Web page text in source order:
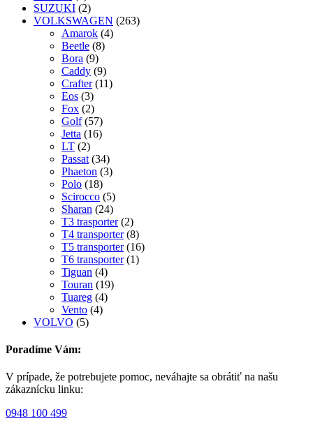
SUZUKI (2)
VOLKSWAGEN (263)
Amarok (4)
Beetle (8)
Bora (9)
Caddy (9)
Crafter (11)
Eos (3)
Fox (2)
Golf (57)
Jetta (16)
LT (2)
Passat (34)
Phaeton (3)
Polo (18)
Scirocco (5)
Sharan (24)
T3 trasporter (2)
T4 transporter (8)
T5 transporter (16)
T6 transporter (1)
Tiguan (4)
Touran (19)
Tuareg (4)
Vento (4)
VOLVO (5)
Poradíme Vám:
V prípade, že potrebujete pomoc, neváhajte sa obrátiť na našu
zákaznícku linku:
0948 100 499